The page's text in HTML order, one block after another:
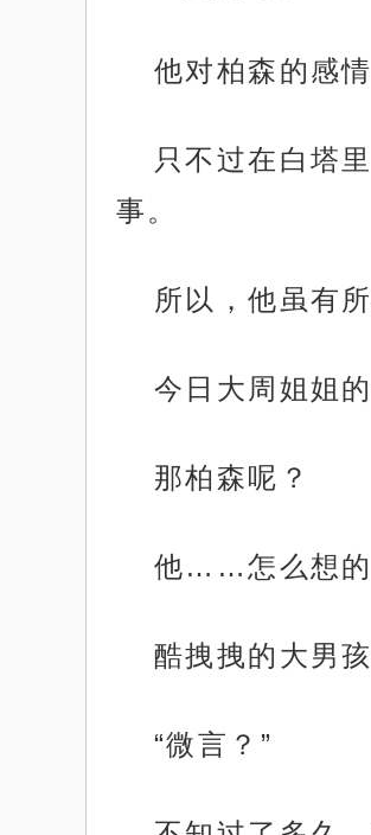
他对柏森的感
只不过在白塔
事。
所以，他虽有
今日大周姐姐
那柏森呢？
他……怎么想的
酷拽拽的大男
“微言？”